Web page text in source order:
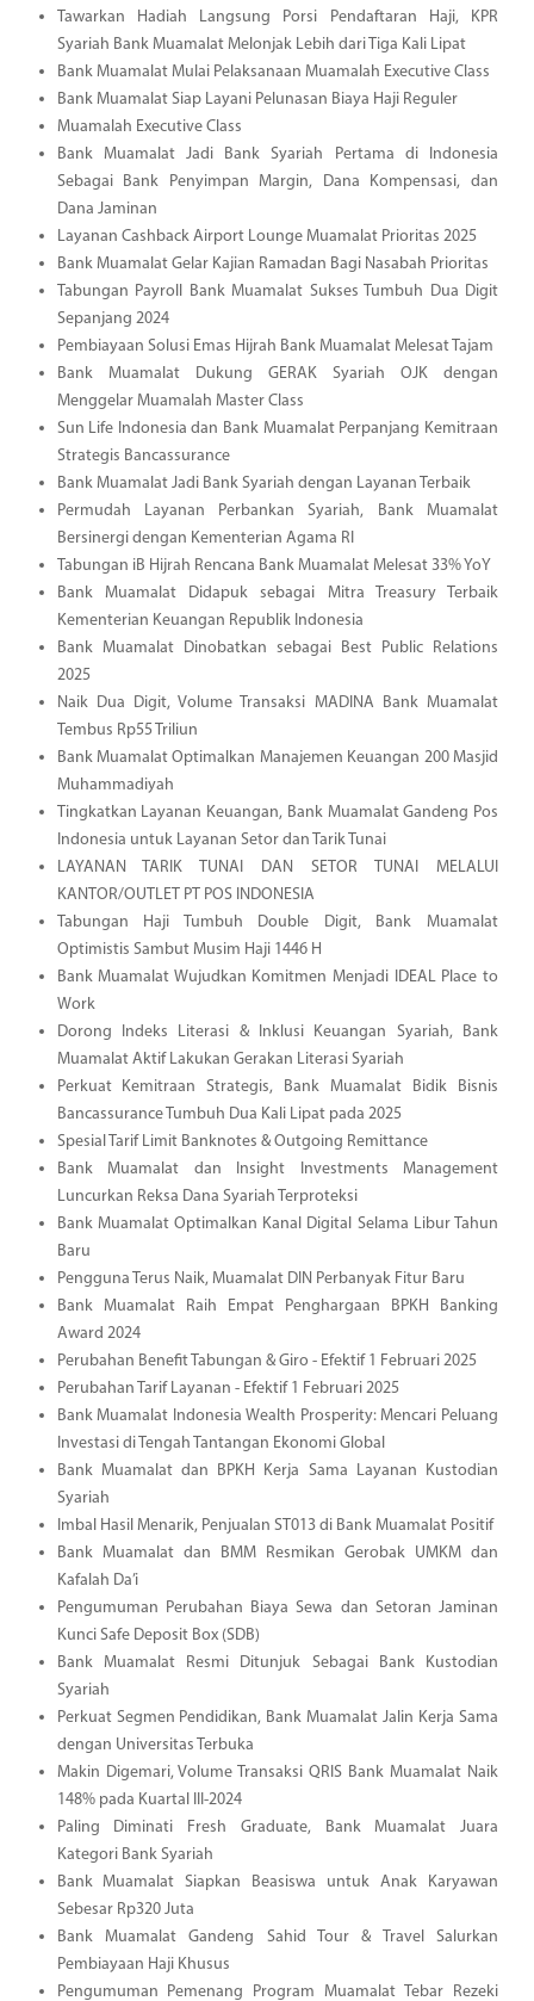
Tawarkan Hadiah Langsung Porsi Pendaftaran Haji, KPR
Syariah Bank Muamalat Melonjak Lebih dari Tiga Kali Lipat
Bank Muamalat Mulai Pelaksanaan Muamalah Executive Class
Bank Muamalat Siap Layani Pelunasan Biaya Haji Reguler
Muamalah Executive Class
Bank Muamalat Jadi Bank Syariah Pertama di Indonesia
Sebagai Bank Penyimpan Margin, Dana Kompensasi, dan
Dana Jaminan
Layanan Cashback Airport Lounge Muamalat Prioritas 2025
Bank Muamalat Gelar Kajian Ramadan Bagi Nasabah Prioritas
Tabungan Payroll Bank Muamalat Sukses Tumbuh Dua Digit
Sepanjang 2024
Pembiayaan Solusi Emas Hijrah Bank Muamalat Melesat Tajam
Bank Muamalat Dukung GERAK Syariah OJK dengan
Menggelar Muamalah Master Class
Sun Life Indonesia dan Bank Muamalat Perpanjang Kemitraan
Strategis Bancassurance
Bank Muamalat Jadi Bank Syariah dengan Layanan Terbaik
Permudah Layanan Perbankan Syariah, Bank Muamalat
Bersinergi dengan Kementerian Agama RI
Tabungan iB Hijrah Rencana Bank Muamalat Melesat 33% YoY
Bank Muamalat Didapuk sebagai Mitra Treasury Terbaik
Kementerian Keuangan Republik Indonesia
Bank Muamalat Dinobatkan sebagai Best Public Relations
2025
Naik Dua Digit, Volume Transaksi MADINA Bank Muamalat
Tembus Rp55 Triliun
Bank Muamalat Optimalkan Manajemen Keuangan 200 Masjid
Muhammadiyah
Tingkatkan Layanan Keuangan, Bank Muamalat Gandeng Pos
Indonesia untuk Layanan Setor dan Tarik Tunai
LAYANAN TARIK TUNAI DAN SETOR TUNAI MELALUI
KANTOR/OUTLET PT POS INDONESIA
Tabungan Haji Tumbuh Double Digit, Bank Muamalat
Optimistis Sambut Musim Haji 1446 H
Bank Muamalat Wujudkan Komitmen Menjadi IDEAL Place to
Work
Dorong Indeks Literasi & Inklusi Keuangan Syariah, Bank
Muamalat Aktif Lakukan Gerakan Literasi Syariah
Perkuat Kemitraan Strategis, Bank Muamalat Bidik Bisnis
Bancassurance Tumbuh Dua Kali Lipat pada 2025
Spesial Tarif Limit Banknotes & Outgoing Remittance
Bank Muamalat dan Insight Investments Management
Luncurkan Reksa Dana Syariah Terproteksi
Bank Muamalat Optimalkan Kanal Digital Selama Libur Tahun
Baru
Pengguna Terus Naik, Muamalat DIN Perbanyak Fitur Baru
Bank Muamalat Raih Empat Penghargaan BPKH Banking
Award 2024
Perubahan Benefit Tabungan & Giro - Efektif 1 Februari 2025
Perubahan Tarif Layanan - Efektif 1 Februari 2025
Bank Muamalat Indonesia Wealth Prosperity: Mencari Peluang
Investasi di Tengah Tantangan Ekonomi Global
Bank Muamalat dan BPKH Kerja Sama Layanan Kustodian
Syariah
Imbal Hasil Menarik, Penjualan ST013 di Bank Muamalat Positif
Bank Muamalat dan BMM Resmikan Gerobak UMKM dan
Kafalah Da’i
Pengumuman Perubahan Biaya Sewa dan Setoran Jaminan
Kunci Safe Deposit Box (SDB)
Bank Muamalat Resmi Ditunjuk Sebagai Bank Kustodian
Syariah
Perkuat Segmen Pendidikan, Bank Muamalat Jalin Kerja Sama
dengan Universitas Terbuka
Makin Digemari, Volume Transaksi QRIS Bank Muamalat Naik
148% pada Kuartal III-2024
Paling Diminati Fresh Graduate, Bank Muamalat Juara
Kategori Bank Syariah
Bank Muamalat Siapkan Beasiswa untuk Anak Karyawan
Sebesar Rp320 Juta
Bank Muamalat Gandeng Sahid Tour & Travel Salurkan
Pembiayaan Haji Khusus
Pengumuman Pemenang Program Muamalat Tebar Rezeki